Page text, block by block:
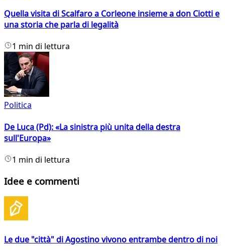
Quella visita di Scalfaro a Corleone insieme a don Ciotti e
una storia che parla di legalità
1 min di lettura
Politica
De Luca (Pd): «La sinistra più unita della destra
sull'Europa»
1 min di lettura
Idee e commenti
Le due "città" di Agostino vivono entrambe dentro di noi